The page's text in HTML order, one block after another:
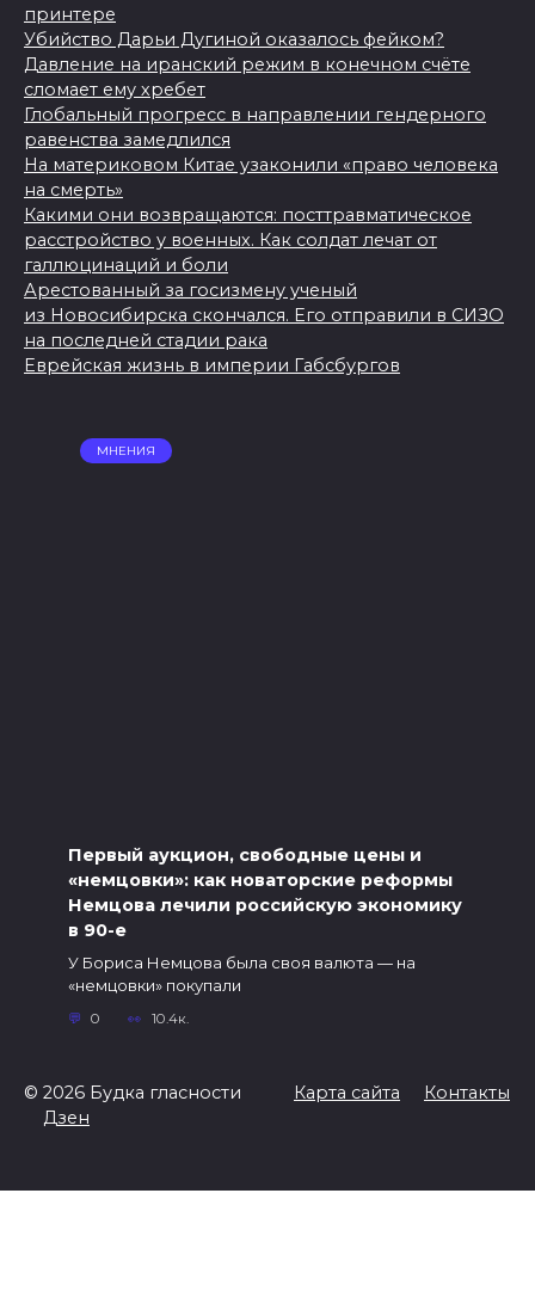
принтере
Убийство Дарьи Дугиной оказалось фейком?
Давление на иранский режим в конечном счёте
сломает ему хребет
Глобальный прогресс в направлении гендерного
равенства замедлился
На материковом Китае узаконили «право человека
на смерть»
Какими они возвращаются: посттравматическое
расстройство у военных. Как солдат лечат от
галлюцинаций и боли
Арестованный за госизмену ученый
из Новосибирска скончался. Его отправили в СИЗО
на последней стадии рака
Еврейская жизнь в империи Габсбургов
МНЕНИЯ
Первый аукцион, свободные цены и
«‎немцовки»‎: как новаторские реформы
Немцова лечили российскую экономику
в 90-е
У Бориса Немцова была своя валюта — на
«немцовки» покупали
0 10.4к.
© 2026 Будка гласности Карта сайта
Контакты
Дзен